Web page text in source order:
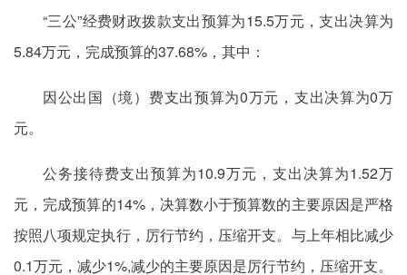
“三公”经费财政拨款支出预算为15.5万元，支出决算为
5.84万元，完成预算的37.68%，其中：
因公出国（境）费支出预算为0万元，支出决算为0万
元。
公务接待费支出预算为10.9万元，支出决算为1.52万
元，完成预算的14%，决算数小于预算数的主要原因是严格
按照八项规定执行，厉行节约，压缩开支。与上年相比减少
0.1万元，减少1%,减少的主要原因是厉行节约，压缩开支。